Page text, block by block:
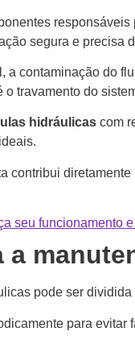
segura e precisa
a contaminação do
o travamento do
hidráulicas com
contribui diretamente
seu funcionamento
a
pode ser
para evitar